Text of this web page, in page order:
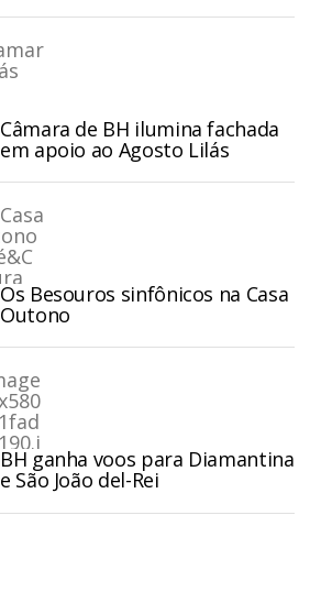
Câmara de BH ilumina fachada
em apoio ao Agosto Lilás
Os Besouros sinfônicos na Casa
Outono
BH ganha voos para Diamantina
e São João del-Rei